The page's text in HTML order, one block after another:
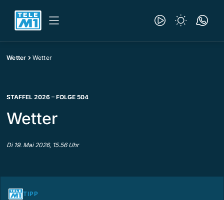
Wetter Wetter
STAFFEL 2026 – FOLGE 504
Wetter
Di 19. Mai 2026, 15.56 Uhr
TIPP